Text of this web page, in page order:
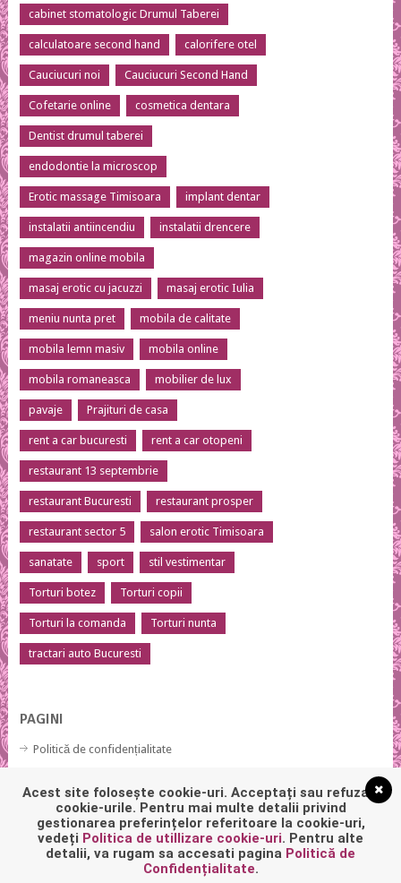
cabinet stomatologic Drumul Taberei
calculatoare second hand calorifere otel
Cauciucuri noi Cauciucuri Second Hand
Cofetarie online cosmetica dentara
Dentist drumul taberei
endodontie la microscop
Erotic massage Timisoara implant dentar
instalatii antiincendiu instalatii drencere
magazin online mobila
masaj erotic cu jacuzzi masaj erotic Iulia
meniu nunta pret mobila de calitate
mobila lemn masiv mobila online
mobila romaneasca mobilier de lux
pavaje Prajituri de casa
rent a car bucuresti rent a car otopeni
restaurant 13 septembrie
restaurant Bucuresti restaurant prosper
restaurant sector 5 salon erotic Timisoara
sanatate sport stil vestimentar
Torturi botez Torturi copii
Torturi la comanda Torturi nunta
tractari auto Bucuresti
PAGINI
Politică de confidențialitate
Acest site folosește cookie-uri. Acceptați sau refuzați
cookie-urile. Pentru mai multe detalii privind
gestionarea preferințelor referitoare la cookie-uri,
vedeți Politica de utillizare cookie-uri. Pentru alte
detalii, va rugam sa accesati pagina Politică de
Confidențialitate.